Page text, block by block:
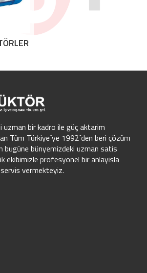
uzman bir kadro ile güç aktarim
Tüm Türkiye´ye 1992´den beri çözüm
bugüne bünyemizdeki uzman satis
ekibimizle profesyonel bir anlayisla
vermekteyiz.